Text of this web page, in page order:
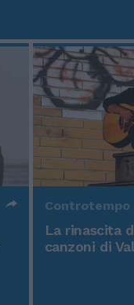
Controtempo
La rinascita
canzoni di